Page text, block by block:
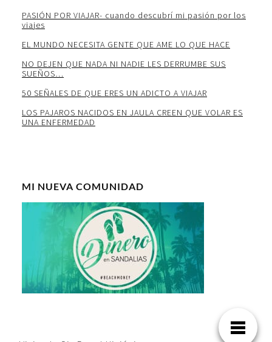
PASIÓN POR VIAJAR- cuando descubrí mi pasión por los
viajes
EL MUNDO NECESITA GENTE QUE AME LO QUE HACE
NO DEJEN QUE NADA NI NADIE LES DERRUMBE SUS
SUEÑOS…
50 SEÑALES DE QUE ERES UN ADICTO A VIAJAR
LOS PAJAROS NACIDOS EN JAULA CREEN QUE VOLAR ES
UNA ENFERMEDAD
MI NUEVA COMUNIDAD